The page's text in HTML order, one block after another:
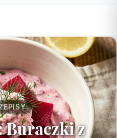
Buraczki z